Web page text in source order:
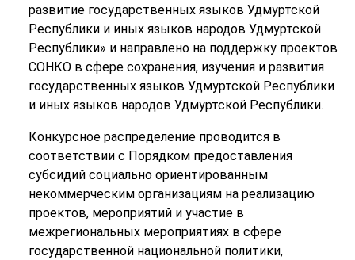
развитие государственных языков Удмуртской
Республики и иных языков народов Удмуртской
Республики» и направлено на поддержку проектов
СОНКО в сфере сохранения, изучения и развития
государственных языков Удмуртской Республики
и иных языков народов Удмуртской Республики.
Конкурсное распределение проводится в
соответствии с Порядком предоставления
субсидий социально ориентированным
некоммерческим организациям на реализацию
проектов, мероприятий и участие в
межрегиональных мероприятиях в сфере
государственной национальной политики,